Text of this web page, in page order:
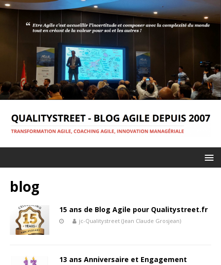
blog
15 ans de Blog Agile pour Qualitystreet.fr
jc-Qualitystreet (Jean Claude Grosjean)
13 ans Anniversaire et Engagement